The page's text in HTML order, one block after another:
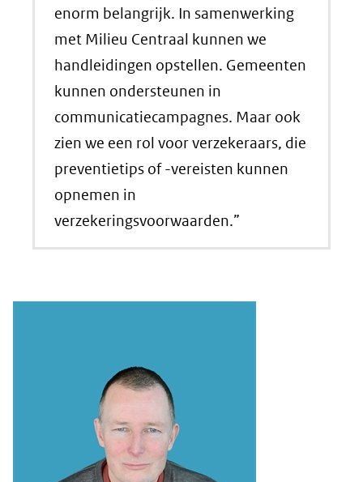
enorm belangrijk. In samenwerking
met Milieu Centraal kunnen we
handleidingen opstellen. Gemeenten
kunnen ondersteunen in
communicatiecampagnes. Maar ook
zien we een rol voor verzekeraars, die
preventietips of -vereisten kunnen
opnemen in
verzekeringsvoorwaarden.”